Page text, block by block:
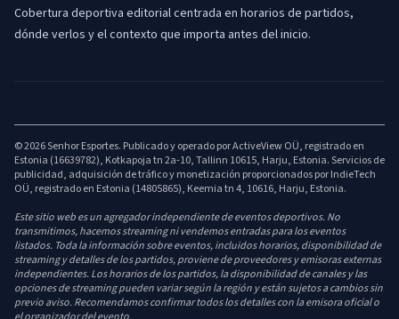
Cobertura deportiva editorial centrada en horarios de partidos,
dónde verlos y el contexto que importa antes del inicio.
© 2026 Senhor Esportes. Publicado y operado por ActiveView OÜ, registrado en
Estonia (16639782), Kotkapoja tn 2a-10, Tallinn 10615, Harju, Estonia. Servicios de
publicidad, adquisición de tráfico y monetización proporcionados por IndieTech
OÜ, registrado en Estonia (14805865), Keemia tn 4, 10616, Harju, Estonia.
Este sitio web es un agregador independiente de eventos deportivos. No
transmitimos, hacemos streaming ni vendemos entradas para los eventos
listados. Toda la información sobre eventos, incluidos horarios, disponibilidad de
streaming y detalles de los partidos, proviene de proveedores y emisoras externas
independientes. Los horarios de los partidos, la disponibilidad de canales y las
opciones de streaming pueden variar según la región y están sujetos a cambios sin
previo aviso. Recomendamos confirmar todos los detalles con la emisora oficial o